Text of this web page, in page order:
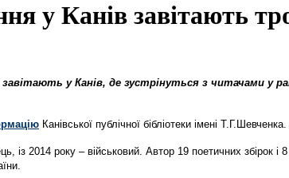
у Канів завітають
у Канів, де зустрінуться з читачами у
Канівської публічної бібліотеки імені Т.Г.Шевченка.
із 2014 року – військовий. Автор 19 поетичних збірок